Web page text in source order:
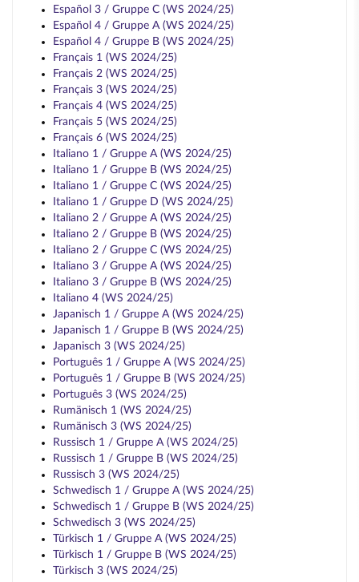
Español 3 / Gruppe C (WS 2024/25)
Español 4 / Gruppe A (WS 2024/25)
Español 4 / Gruppe B (WS 2024/25)
Français 1 (WS 2024/25)
Français 2 (WS 2024/25)
Français 3 (WS 2024/25)
Français 4 (WS 2024/25)
Français 5 (WS 2024/25)
Français 6 (WS 2024/25)
Italiano 1 / Gruppe A (WS 2024/25)
Italiano 1 / Gruppe B (WS 2024/25)
Italiano 1 / Gruppe C (WS 2024/25)
Italiano 1 / Gruppe D (WS 2024/25)
Italiano 2 / Gruppe A (WS 2024/25)
Italiano 2 / Gruppe B (WS 2024/25)
Italiano 2 / Gruppe C (WS 2024/25)
Italiano 3 / Gruppe A (WS 2024/25)
Italiano 3 / Gruppe B (WS 2024/25)
Italiano 4 (WS 2024/25)
Japanisch 1 / Gruppe A (WS 2024/25)
Japanisch 1 / Gruppe B (WS 2024/25)
Japanisch 3 (WS 2024/25)
Português 1 / Gruppe A (WS 2024/25)
Português 1 / Gruppe B (WS 2024/25)
Português 3 (WS 2024/25)
Rumänisch 1 (WS 2024/25)
Rumänisch 3 (WS 2024/25)
Russisch 1 / Gruppe A (WS 2024/25)
Russisch 1 / Gruppe B (WS 2024/25)
Russisch 3 (WS 2024/25)
Schwedisch 1 / Gruppe A (WS 2024/25)
Schwedisch 1 / Gruppe B (WS 2024/25)
Schwedisch 3 (WS 2024/25)
Türkisch 1 / Gruppe A (WS 2024/25)
Türkisch 1 / Gruppe B (WS 2024/25)
Türkisch 3 (WS 2024/25)